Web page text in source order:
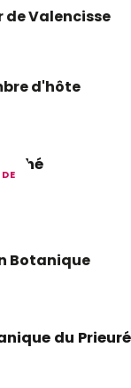
de Valencisse
d'hôte
Thé
Botanique
du